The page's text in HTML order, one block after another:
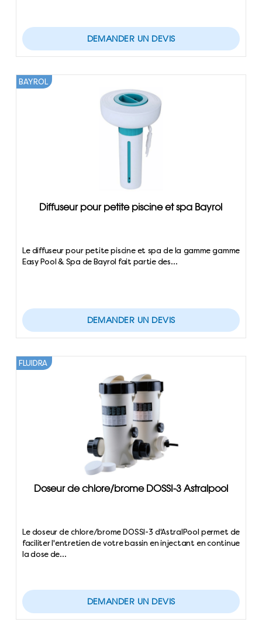
DEMANDER UN DEVIS
Diffuseur pour petite piscine et spa Bayrol
BAYROL
Le diffuseur pour petite piscine et spa de la gamme gamme
Easy Pool & Spa de Bayrol fait partie des…
DEMANDER UN DEVIS
Doseur de chlore/brome DOSSI-3 Astralpool
FLUIDRA
Le doseur de chlore/brome DOSSI-3 d'AstralPool permet de
faciliter l'entretien de votre bassin en injectant en continue
la dose de…
DEMANDER UN DEVIS